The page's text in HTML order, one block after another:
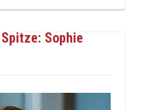
Sophie